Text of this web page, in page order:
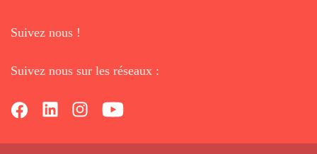
Suivez nous !
Suivez nous sur les réseaux :